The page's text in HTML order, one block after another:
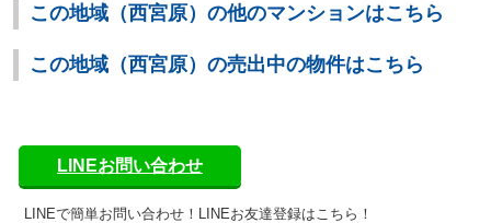
この地域（西宮原）の他のマンションはこちら
この地域（西宮原）の売出中の物件はこちら
LINEお問い合わせ
LINEで簡単お問い合わせ！ LINEお友達登録はこちら！